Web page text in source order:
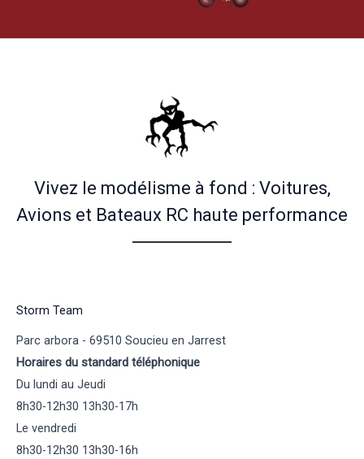
Vivez le modélisme à fond : Voitures,
Avions et Bateaux RC haute performance
Storm Team
Parc arbora - 69510 Soucieu en Jarrest
Horaires du standard téléphonique
Du lundi au Jeudi
8h30-12h30 13h30-17h
Le vendredi
8h30-12h30 13h30-16h